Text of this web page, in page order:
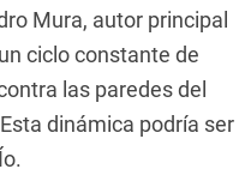
Mura, autor principal
ciclo constante de
las paredes del
dinámica podría ser